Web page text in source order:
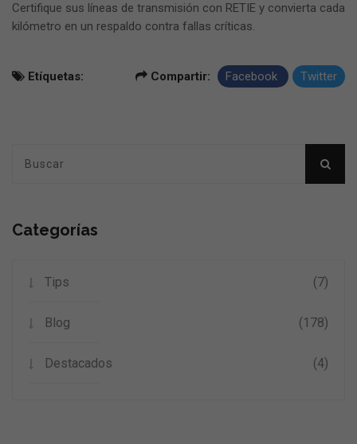
Certifique sus líneas de transmisión con RETIE y convierta cada
kilómetro en un respaldo contra fallas críticas.
Etíquetas: Compartir: Facebook Twitter
Categorías
Tips (7)
Blog (178)
Destacados (4)